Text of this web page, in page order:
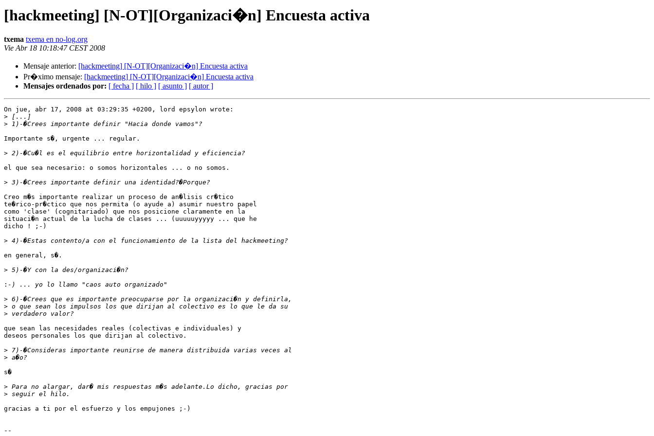
[hackmeeting] [N-OT][Organizaci�n] Encuesta activa
txema txema en no-log.org
Vie Abr 18 10:18:47 CEST 2008
Mensaje anterior: [hackmeeting] [N-OT][Organizaci�n] Encuesta activa
Pr�ximo mensaje: [hackmeeting] [N-OT][Organizaci�n] Encuesta activa
Mensajes ordenados por: [ fecha ] [ hilo ] [ asunto ] [ autor ]
On jue, abr 17, 2008 at 03:29:35 +0200, lord epsylon wrote:
>
>
Importante s�, urgente ... regular.
>
el que sea necesario: o somos horizontales ... o no somos.
>
Creo m�s importante realizar un proceso de an�lisis cr�tico
te�rico-pr�ctico que nos permita (o ayude a) asumir nuestro papel
como 'clase' (cognitariado) que nos posicione claramente en la
situaci�n actual de la lucha de clases ... (uuuuuyyyyy ... que he
dicho ! ;-)
>
en general, s�.
>
:
>
>
>
que sean las necesidades reales (colectivas e individuales) y
deseos personales los que dirijan al colectivo.
>
>
s�
>
>
gracias a ti por el esfuerzo y los empujones ;-)
--